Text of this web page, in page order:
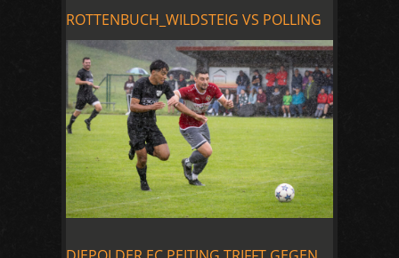
ROTTENBUCH_WILDSTEIG VS POLLING